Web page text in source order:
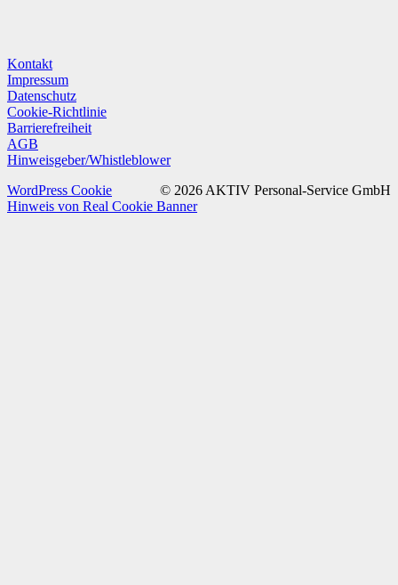
Kontakt
Impressum
Datenschutz
Cookie-Richtlinie
Barrierefreiheit
AGB
Hinweisgeber/Whistleblower
© 2026 AKTIV Personal-Service GmbH
WordPress Cookie
Hinweis von Real Cookie Banner